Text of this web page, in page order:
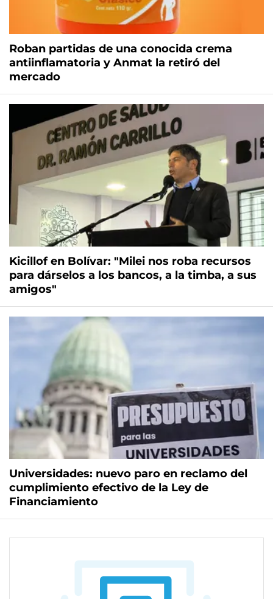
Roban partidas de una conocida crema
antiinflamatoria y Anmat la retiró del
mercado
Kicillof en Bolívar: "Milei nos roba recursos
para dárselos a los bancos, a la timba, a sus
amigos"
Universidades: nuevo paro en reclamo del
cumplimiento efectivo de la Ley de
Financiamiento